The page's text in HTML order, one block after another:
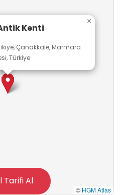
alanlar için referans
Kenti
Çanakkale, Marmara
Türkiye
×
© HGM Atlas
Tarifi Al